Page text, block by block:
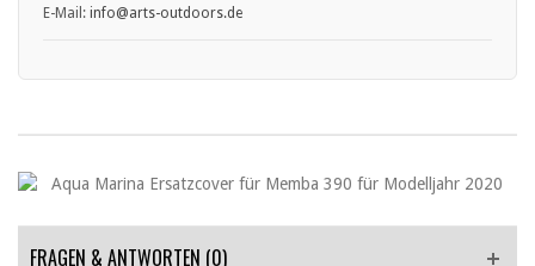
E-Mail: info@arts-outdoors.de
FRAGEN & ANTWORTEN (0)